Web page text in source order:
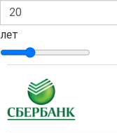
лет